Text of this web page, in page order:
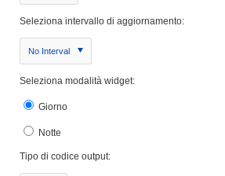
Seleziona intervallo di aggiornamento:
No Interval
Seleziona modalità widget:
Giorno
Notte
Tipo di codice output: